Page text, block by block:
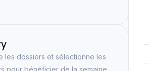
les dossiers et sélectionne les
pour bénéficier de la semaine